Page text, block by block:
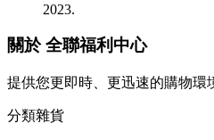
2023.
關於 全聯福利中心
提供您更即時、更迅速的購物環
分類雜貨